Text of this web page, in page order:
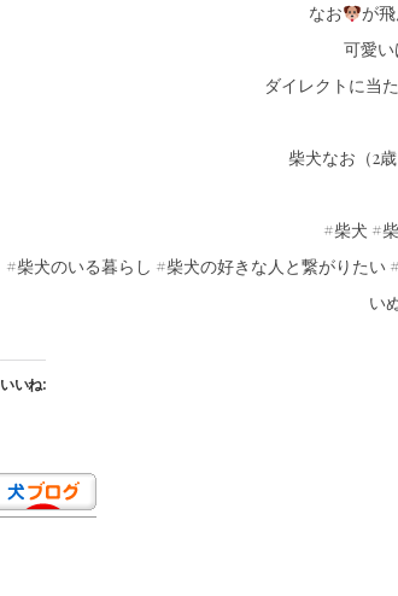
なお
が
可愛
ダイレクトに当
柴犬なお（2歳
#柴犬 #
#柴犬のいる暮らし #柴犬の好きな人と繋がりた
い
いいね: